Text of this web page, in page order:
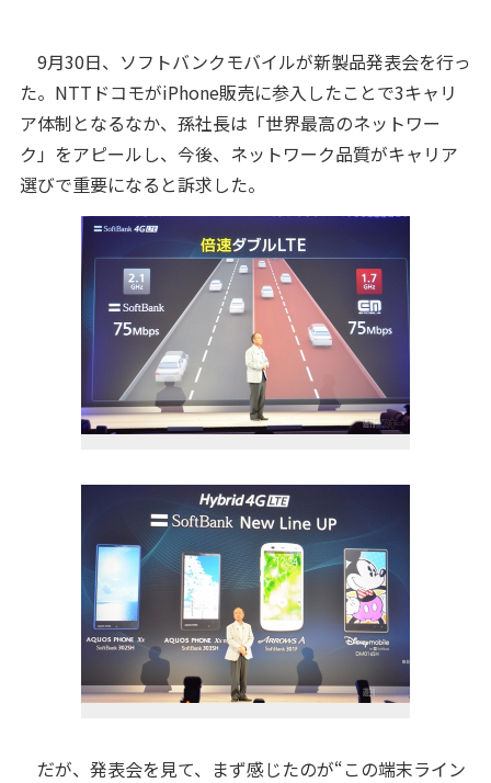
9月30日、ソフトバンクモバイルが新製品発表会を行っ
た。NTTドコモがiPhone販売に参入したことで3キャリ
ア体制となるなか、孫社長は「世界最高のネットワー
ク」をアピールし、今後、ネットワーク品質がキャリア
選びで重要になると訴求した。
だが、発表会を見て、まず感じたのが“この端末ライン